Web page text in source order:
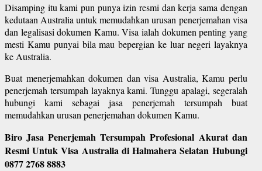
Disamping itu kami pun punya izin resmi dan kerja sama dengan
kedutaan Australia untuk memudahkan urusan penerjemahan visa
dan legalisasi dokumen Kamu. Visa ialah dokumen penting yang
mesti Kamu punyai bila mau bepergian ke luar negeri layaknya
ke Australia.
Buat menerjemahkan dokumen dan visa Australia, Kamu perlu
penerjemah tersumpah layaknya kami. Tunggu apalagi, segeralah
hubungi kami sebagai jasa penerjemah tersumpah buat
memudahkan urusan penerjemahan dokumen Kamu.
Biro Jasa Penerjemah Tersumpah Profesional Akurat dan
Resmi Untuk Visa Australia di Halmahera Selatan Hubungi
0877 2768 8883